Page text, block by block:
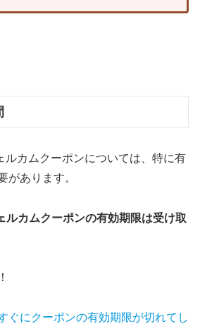
ルカムクーポンについては、特に有
があります。
ルカムクーポンの有効期限は受け取
ぐにクーポンの有効期限が切れてし